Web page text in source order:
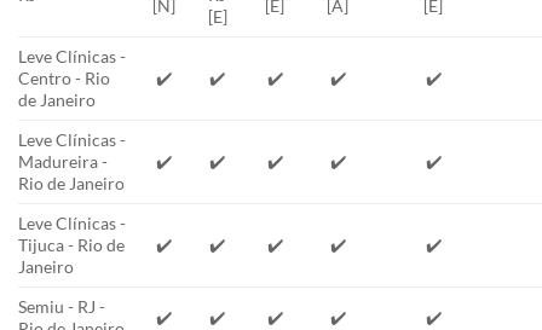
[N]
[E]
[E]
[A]
[E]
Leve Clínicas -
Centro - Rio
de Janeiro
✔️ ✔️ ✔️ ✔️ ✔️
Leve Clínicas -
Madureira -
Rio de Janeiro
✔️ ✔️ ✔️ ✔️ ✔️
Leve Clínicas -
Tijuca - Rio de
Janeiro
✔️ ✔️ ✔️ ✔️ ✔️
Semiu - RJ -
✔️ ✔️ ✔️ ✔️ ✔️